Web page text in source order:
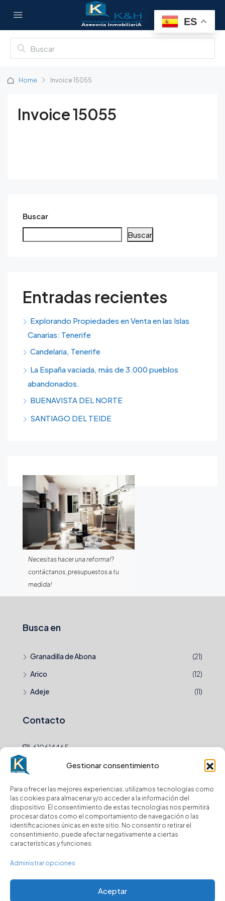
Gestionar consentimiento
Para ofrecer las mejores experiencias, utilizamos tecnologías como
las cookies para almacenar y/o acceder a la información del
dispositivo. El consentimiento de estas tecnologías nos permitirá
procesar datos como el comportamiento de navegación o las
identificaciones únicas en este sitio. No consentir o retirar el
consentimiento, puede afectar negativamente a ciertas
características y funciones.
Administrar opciones
Aceptar
Home Invoice 15055
Invoice 15055
Buscar
Buscar
Entradas recientes
Explorando Propiedades en Venta en las Islas
Canarias: Tenerife
Candelaria, Tenerife
La España vaciada, más de 3.000 pueblos
abandonados.
BUENAVISTA DEL NORTE
SANTIAGO DEL TEIDE
Necesitas hacer una reforma!?
contáctanos, presupuestos a tu
medida!
Busca en
Granadilla de Abona
(21)
Arico
(12)
Adeje
(11)
Contacto
610614465
Newsletter
Envio
Suscríbase a nuestro boletín para recibir
actualizaciones.
ES